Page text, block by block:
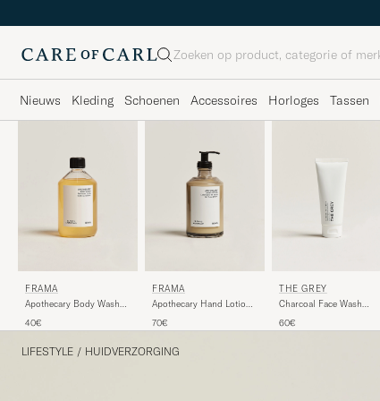
Zoeken
Nieuws Kleding Schoenen Accessoires Horloges Tassen
FRAMA
Apothecary Body Wash
40€
FRAMA
Apothecary Hand Lotion
70€
THE GREY
Charcoal Face Wash
60€
LIFESTYLE / HUIDVERZORGING